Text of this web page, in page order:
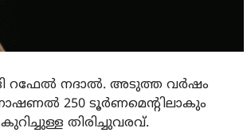
റഫേല്‍ നദാല്‍. അടുത്ത വര്‍ഷം
250 ടൂര്‍ണമെന്റിലാകും
തിരിച്ചുവരവ്.